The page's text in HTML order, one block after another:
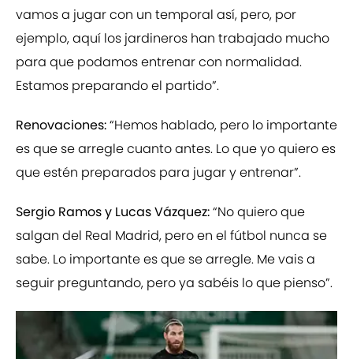
vamos a jugar con un temporal así, pero, por
ejemplo, aquí los jardineros han trabajado mucho
para que podamos entrenar con normalidad.
Estamos preparando el partido”.
Renovaciones:“Hemos hablado, pero lo importante
es que se arregle cuanto antes. Lo que yo quiero es
que estén preparados para jugar y entrenar”.
Sergio Ramos y Lucas Vázquez:“No quiero que
salgan del Real Madrid, pero en el fútbol nunca se
sabe. Lo importante es que se arregle. Me vais a
seguir preguntando, pero ya sabéis lo que pienso”.